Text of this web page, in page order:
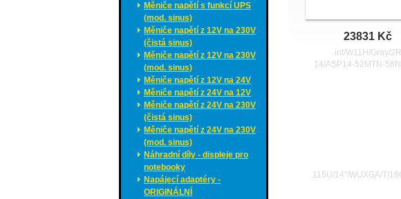
Měniče napětí s funkcí UPS
(mod. sinus)
Měniče napětí z 12V na 230V
(čistá sinus)
Měniče napětí z 12V na 230V
(mod. sinus)
Měniče napětí z 12V na 24V
Měniče napětí z 24V na 12V
Měniče napětí z 24V na 230V
(čistá sinus)
Měniče napětí z 24V na 230V
(mod. sinus)
Náhradní díly - displeje pro
notebooky
Napájecí adaptéry -
ORIGINÁLNÍ
23831 Kč